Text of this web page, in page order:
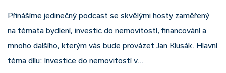
Přinášíme jedinečný podcast se skvělými hosty zaměřený
na témata bydlení, investic do nemovitostí, financování a
mnoho dalšího, kterým vás bude provázet Jan Klusák. Hlavní
téma dílu: Investice do nemovitostí v…